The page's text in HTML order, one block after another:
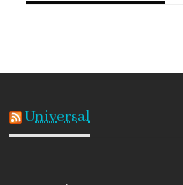
Universal